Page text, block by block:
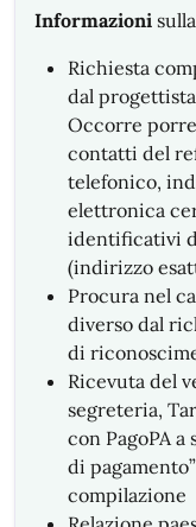
Informazioni
Richiesta
dal
Occorre
contatti del
telefonico,
elettronica
identificativi
(indirizzo
Procura nel
diverso dal
di
Ricevuta del
segreteria,
con PagoPA
di
compilazione